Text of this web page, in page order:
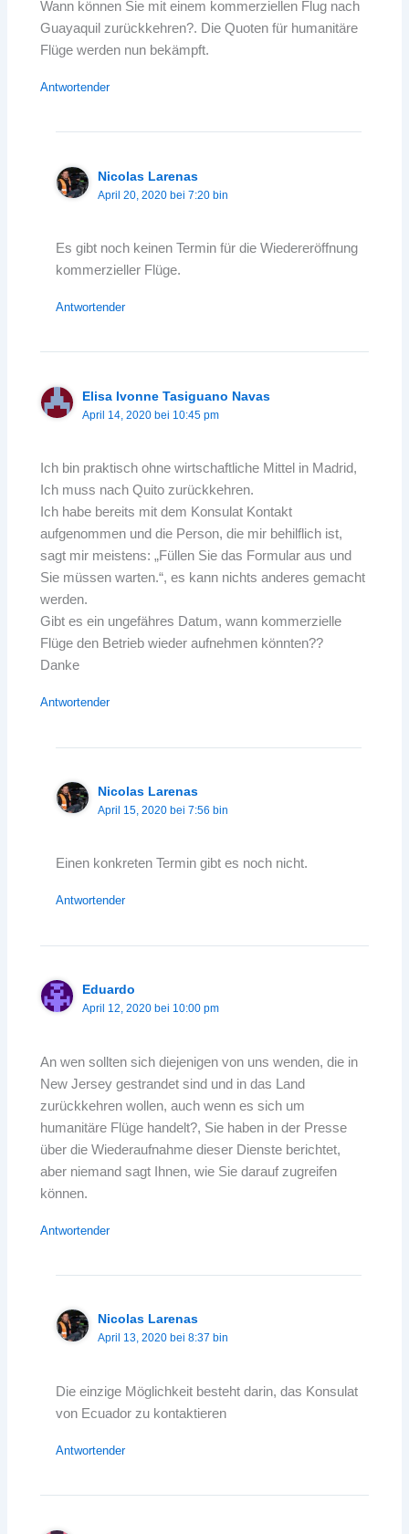
Wann können Sie mit einem kommerziellen Flug nach
Guayaquil zurückkehren?. Die Quoten für humanitäre
Flüge werden nun bekämpft.
Antwortender
Nicolas Larenas
April 20, 2020 bei 7:20 bin
Es gibt noch keinen Termin für die Wiedereröffnung
kommerzieller Flüge.
Antwortender
Elisa Ivonne Tasiguano Navas
April 14, 2020 bei 10:45 pm
Ich bin praktisch ohne wirtschaftliche Mittel in Madrid,
Ich muss nach Quito zurückkehren.
Ich habe bereits mit dem Konsulat Kontakt
aufgenommen und die Person, die mir behilflich ist,
sagt mir meistens: „Füllen Sie das Formular aus und
Sie müssen warten.“, es kann nichts anderes gemacht
werden.
Gibt es ein ungefähres Datum, wann kommerzielle
Flüge den Betrieb wieder aufnehmen könnten??
Danke
Antwortender
Nicolas Larenas
April 15, 2020 bei 7:56 bin
Einen konkreten Termin gibt es noch nicht.
Antwortender
Eduardo
April 12, 2020 bei 10:00 pm
An wen sollten sich diejenigen von uns wenden, die in
New Jersey gestrandet sind und in das Land
zurückkehren wollen, auch wenn es sich um
humanitäre Flüge handelt?, Sie haben in der Presse
über die Wiederaufnahme dieser Dienste berichtet,
aber niemand sagt Ihnen, wie Sie darauf zugreifen
können.
Antwortender
Nicolas Larenas
April 13, 2020 bei 8:37 bin
Die einzige Möglichkeit besteht darin, das Konsulat
von Ecuador zu kontaktieren
Antwortender